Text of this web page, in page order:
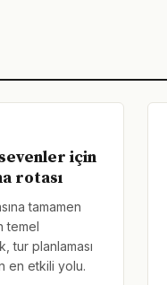
sevenler için
rotası
tamamen
temel
tur planlaması
en etkili yolu.